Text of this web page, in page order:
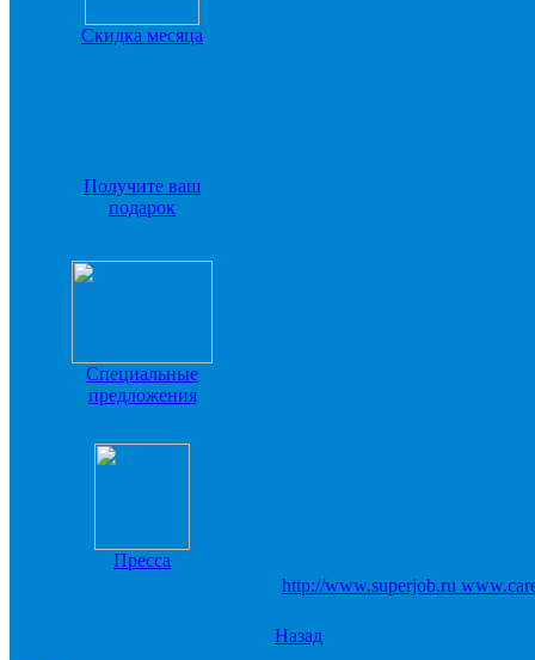
Скидка месяца
Получите ваш
подарок
Специальные
предложения
Пресса
http://www.superjob.ru
Назад